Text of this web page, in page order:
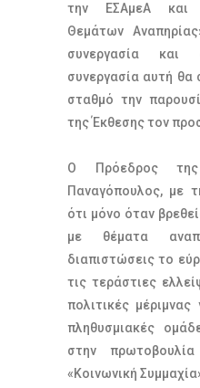
την ΕΣΑμεΑ και
Θεμάτων
συνεργασία και
συνεργασία αυτή θα
σταθμό την
της Έκθεσης τον
Ο Πρόεδρος
Παναγόπουλος, με
ότι μόνο όταν
με θέματα
διαπιστώσεις το
τις τεράστιες
πολιτικές μέριμνας
πληθυσμιακές
στην
«Κοινωνική